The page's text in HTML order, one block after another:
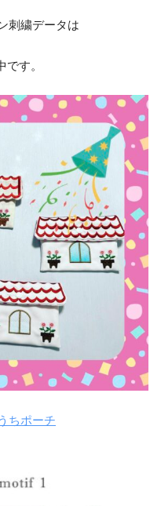
刺繍データは
す。
ちポーチ